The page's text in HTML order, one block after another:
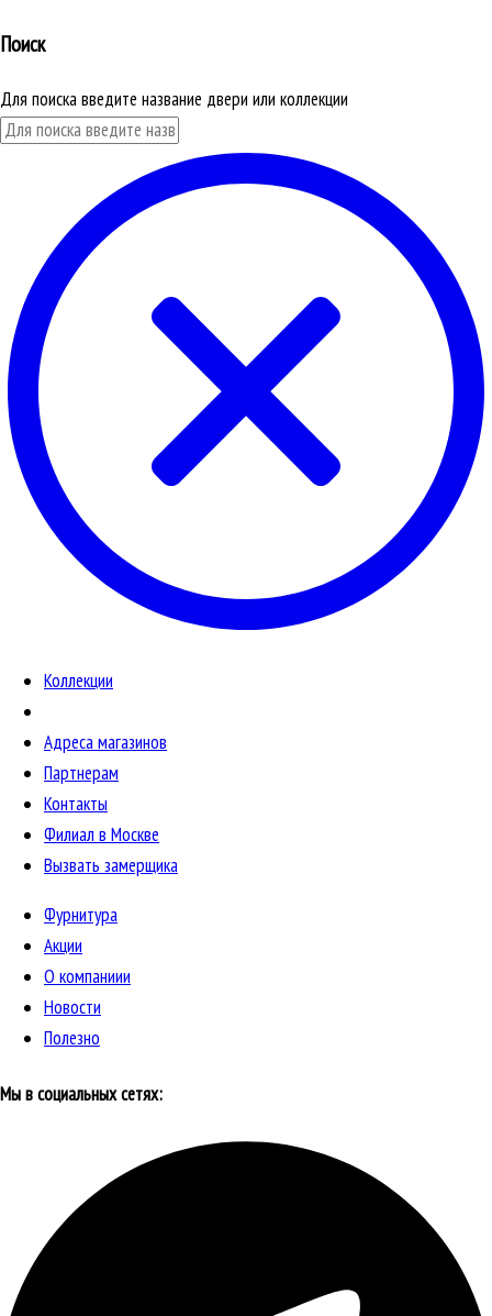
Поиск
Для поиска введите название двери или коллекции
Коллекции
Адреса магазинов
Партнерам
Контакты
Филиал в Москве
Вызвать замерщика
Фурнитура
Акции
О компаниии
Новости
Полезно
Мы в социальных сетях: